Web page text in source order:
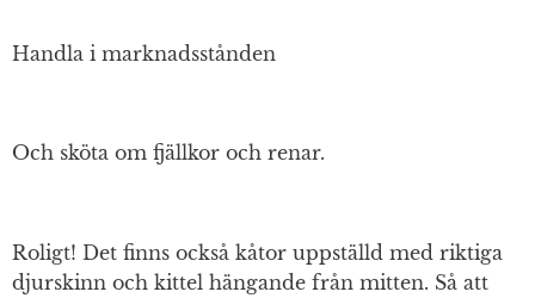
Handla i marknadsstånden
Och sköta om fjällkor och renar.
Roligt! Det finns också kåtor uppställd med riktiga
djurskinn och kittel hängande från mitten. Så att